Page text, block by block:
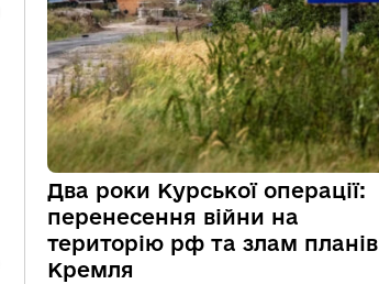
Два роки Курської операції:
перенесення війни на
територію рф та злам планів
Кремля